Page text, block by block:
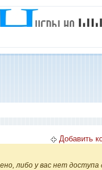
Добавить
либо у вас нет доступа